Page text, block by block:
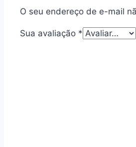
O seu endereço de e-mail
Sua avaliação *